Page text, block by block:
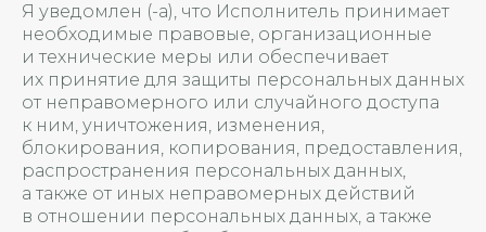
Я уведомлен (-а), что Исполнитель принимает
необходимые правовые, организационные
и технические меры или обеспечивает
их принятие для защиты персональных данных
от неправомерного или случайного доступа
к ним, уничтожения, изменения,
блокирования, копирования, предоставления,
распространения персональных данных,
а также от иных неправомерных действий
в отношении персональных данных, а также